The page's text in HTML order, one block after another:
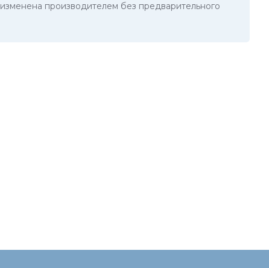
производителем без предварительного